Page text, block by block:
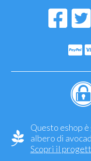
Questo eshop
albero di
Scopri il